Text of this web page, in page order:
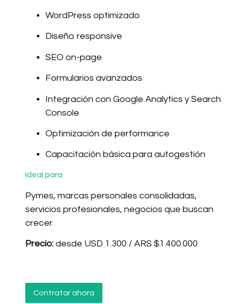
WordPress optimizado
Diseño responsive
SEO on-page
Formularios avanzados
Integración con Google Analytics y Search
Console
Optimización de performance
Capacitación básica para autogestión
Ideal para
Pymes, marcas personales consolidadas,
servicios profesionales, negocios que buscan
crecer.
Precio: desde USD 1.300 / ARS $1.400.000
Contratar ahora